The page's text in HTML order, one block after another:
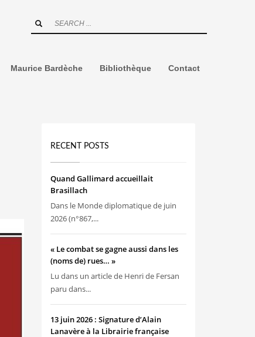
Maurice Bardèche Bibliothèque Contact
RECENT POSTS
Quand Gallimard accueillait
Brasillach
Dans le Monde diplomatique de juin
2026 (n°867,...
« Le combat se gagne aussi dans les
(noms de) rues… »
Lu dans un article de Henri de Fersan
paru dans...
13 juin 2026 : Signature d’Alain
Lanavère à la Librairie française